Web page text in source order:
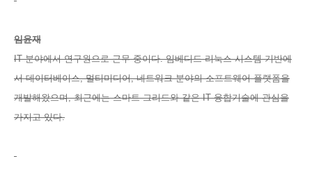
임윤재
IT 분야에서 연구원으로 근무 중이다. 임베디드 리눅스 시스템 기반에
서 데이터베이스, 멀티미디어, 네트워크 분야의 소프트웨어 플랫폼을
개발해왔으며, 최근에는 스마트 그리드와 같은 IT 융합기술에 관심을
가지고 있다.